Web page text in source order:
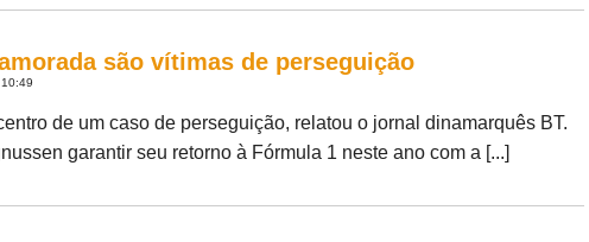
são vítimas de perseguição
de um caso de perseguição, relatou o jornal dinamarquês BT.
garantir seu retorno à Fórmula 1 neste ano com a [...]